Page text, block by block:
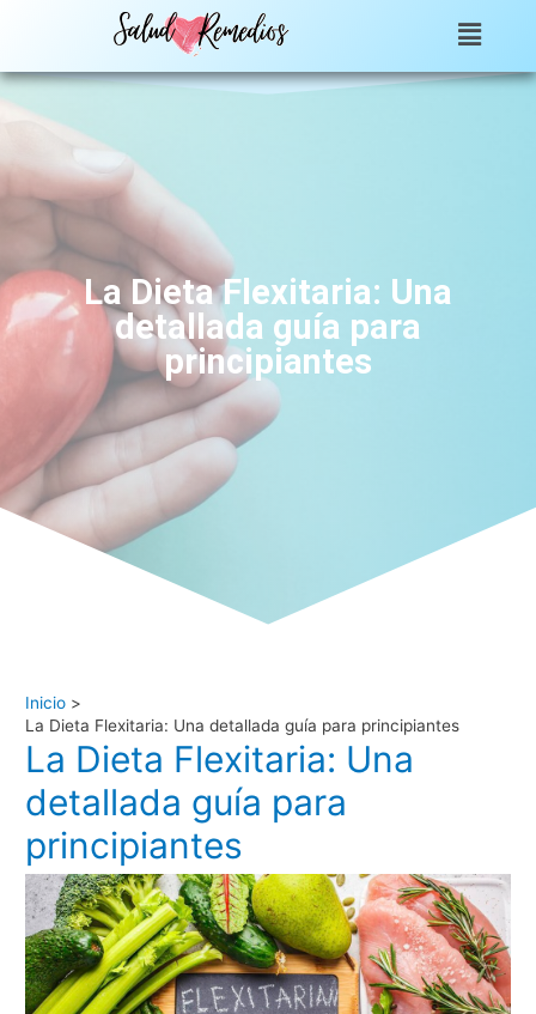
La Dieta Flexitaria: Una
detallada guía para
principiantes
Inicio
La Dieta Flexitaria: Una detallada guía para principiantes
La Dieta Flexitaria: Una
detallada guía para
principiantes